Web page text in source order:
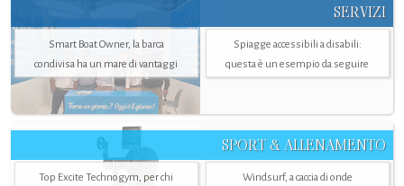
SERVIZI
Smart Boat Owner, la barca
condivisa ha un mare di vantaggi
Spiagge accessibili a disabili:
questa è un esempio da seguire
SPORT & ALLENAMENTO
Top Excite Technogym, per chi
Windsurf, a caccia di onde